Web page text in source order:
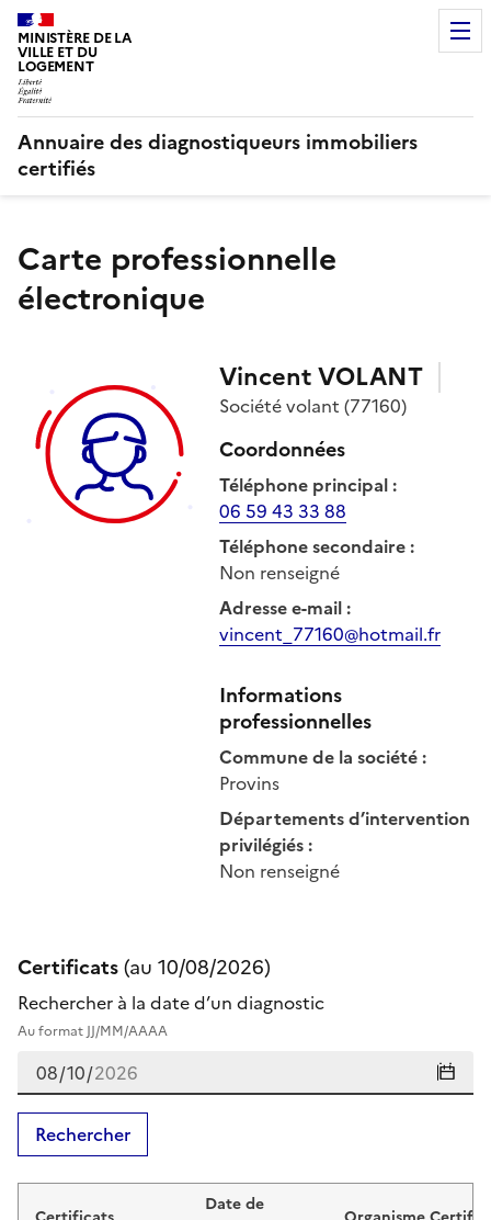
MINISTÈRE DE LA
VILLE ET DU
LOGEMENT
Annuaire des diagnostiqueurs immobiliers
certifiés
Carte professionnelle
électronique
VincentVOLANT
Sociétévolant (77160)
Coordonnées
Téléphone principal:
06 59 43 33 88
Téléphone secondaire:
Non renseigné
Adresse e-mail:
vincent_77160@hotmail.fr
Informations
professionnelles
Commune de la société:
Provins
Départements d’intervention
privilégiés:
Non renseigné
Certificats(au 10/08/2026)
Rechercher à la date d’un diagnostic
Au format JJ/MM/AAAA
Rechercher
Certificats de vincent volant
Date de